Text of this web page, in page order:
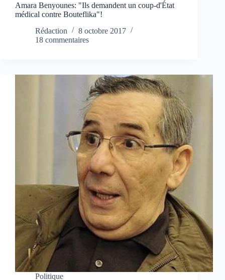
Amara Benyounes: "Ils demandent un coup-d'État
médical contre Bouteflika"!
Rédaction
8 octobre 2017
18 commentaires
Politique